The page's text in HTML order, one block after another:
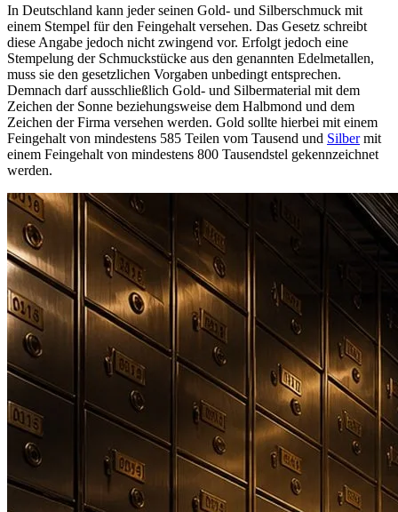
In Deutschland kann jeder seinen Gold- und Silberschmuck mit
einem Stempel für den Feingehalt versehen. Das Gesetz schreibt
diese Angabe jedoch nicht zwingend vor. Erfolgt jedoch eine
Stempelung der Schmuckstücke aus den genannten Edelmetallen,
muss sie den gesetzlichen Vorgaben unbedingt entsprechen.
Demnach darf ausschließlich Gold- und Silbermaterial mit dem
Zeichen der Sonne beziehungsweise dem Halbmond und dem
Zeichen der Firma versehen werden. Gold sollte hierbei mit einem
Feingehalt von mindestens 585 Teilen vom Tausend und Silbermit
einem Feingehalt von mindestens 800 Tausendstel gekennzeichnet
werden.